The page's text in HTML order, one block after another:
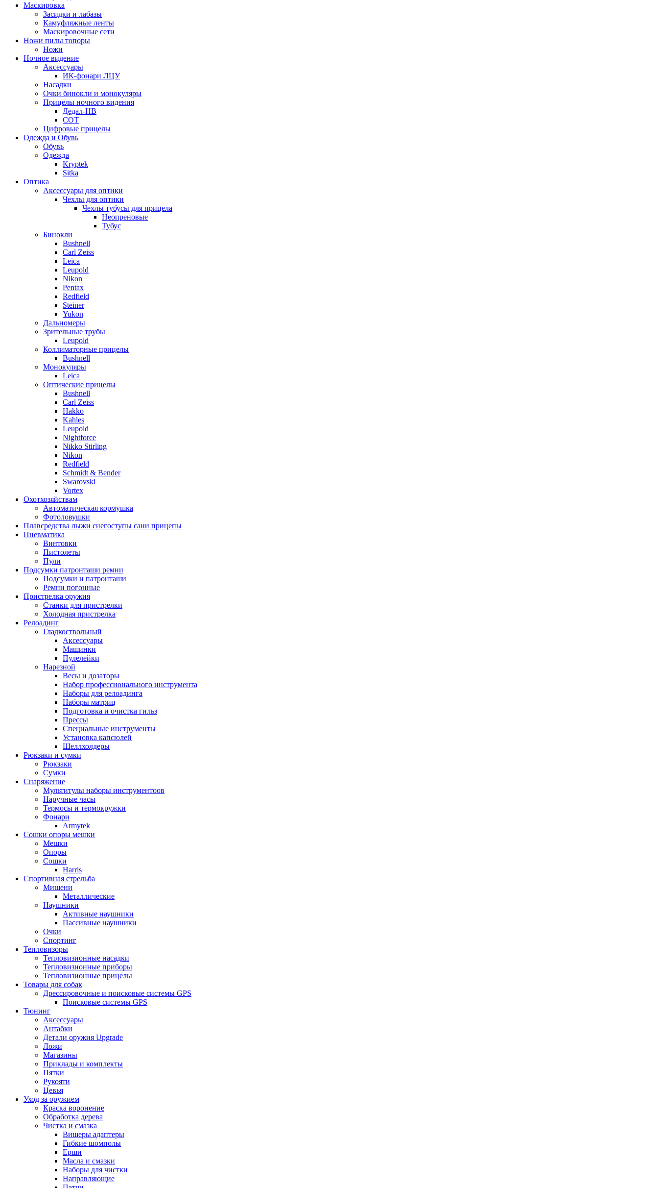
Маскировка
Засидки и лабазы
Камуфляжные ленты
Маскировочные сети
Ножи пилы топоры
Ножи
Ночное видение
Аксессуары
ИК-фонари ЛЦУ
Насадки
Очки бинокли и монокуляры
Прицелы ночного видения
Дедал-НВ
СОТ
Цифровые прицелы
Одежда и Обувь
Обувь
Одежда
Kryptek
Sitka
Оптика
Аксессуары для оптики
Чехлы для оптики
Чехлы тубусы для прицела
Неопреновые
Тубус
Бинокли
Bushnell
Carl Zeiss
Leica
Leupold
Nikon
Pentax
Redfield
Steiner
Yukon
Дальномеры
Зрительные трубы
Leupold
Коллиматорные прицелы
Bushnell
Монокуляры
Leica
Оптические прицелы
Bushnell
Carl Zeiss
Hakko
Kahles
Leupold
Nightforce
Nikko Stirling
Nikon
Redfield
Schmidt & Bender
Swarovski
Vortex
Охотхозяйствам
Автоматическая кормушка
Фотоловушки
Плавсредства лыжи снегоступы сани прицепы
Пневматика
Винтовки
Пистолеты
Пули
Подсумки патронташи ремни
Подсумки и патронташи
Ремни погонные
Пристрелка оружия
Станки для пристрелки
Холодная пристрелка
Релоадинг
Гладкоствольный
Аксессуары
Машинки
Пулелейки
Нарезной
Весы и дозаторы
Набор профессионального инструмента
Наборы для релоадинга
Наборы матриц
Подготовка и очистка гильз
Прессы
Специальные инструменты
Установка капсюлей
Шеллхолдеры
Рюкзаки и сумки
Рюкзаки
Сумки
Снаряжение
Мультитулы наборы инструментоов
Наручные часы
Термосы и термокружки
Фонари
Armytek
Сошки опоры мешки
Мешки
Опоры
Сошки
Harris
Спортивная стрельба
Мишени
Металлические
Наушники
Активные наушники
Пассивные наушники
Очки
Спортинг
Тепловизоры
Тепловизионные насадки
Тепловизионные приборы
Тепловизионные прицелы
Товары для собак
Дрессировочные и поисковые системы GPS
Поисковые системы GPS
Тюнинг
Аксессуары
Антабки
Детали оружия Upgrade
Ложи
Магазины
Приклады и комплекты
Пятки
Рукояти
Цевья
Уход за оружием
Краска воронение
Обработка дерева
Чистка и смазка
Вишеры адаптеры
Гибкие шомполы
Ерши
Масла и смазки
Наборы для чистки
Направляющие